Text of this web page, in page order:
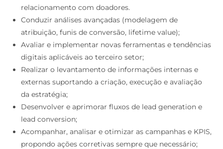
relacionamento com doadores.
Conduzir análises avançadas (modelagem de
atribuição, funis de conversão, lifetime value);
Avaliar e implementar novas ferramentas e tendências
digitais aplicáveis ao terceiro setor;
Realizar o levantamento de informações internas e
externas suportando a criação, execução e avaliação
da estratégia;
Desenvolver e aprimorar fluxos de lead generation e
lead conversion;
Acompanhar, analisar e otimizar as campanhas e KPIS,
propondo ações corretivas sempre que necessário;